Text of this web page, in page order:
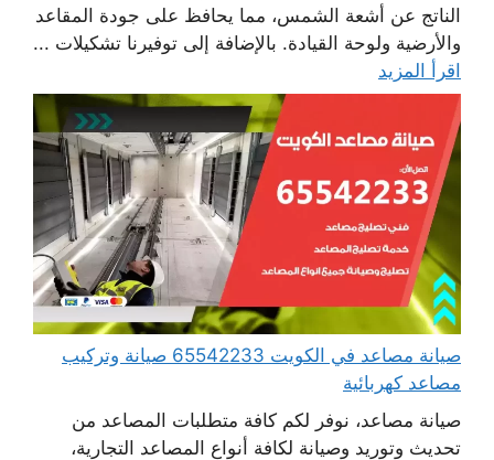
الناتج عن أشعة الشمس، مما يحافظ على جودة المقاعد
والأرضية ولوحة القيادة. بالإضافة إلى توفيرنا تشكيلات ...
اقرأ المزيد
صيانة مصاعد في الكويت 65542233 صيانة وتركيب
مصاعد كهربائية
صيانة مصاعد، نوفر لكم كافة متطلبات المصاعد من
تحديث وتوريد وصيانة لكافة أنواع المصاعد التجارية،